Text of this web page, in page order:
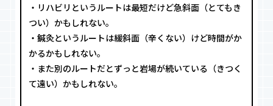
・リハビリというルートは最短だけど急斜面（とてもき
つい）かもしれない。
・鍼灸というルートは緩斜面（辛くない）けど時間がか
かるかもしれない。
・また別のルートだとずっと岩場が続いている（きつく
て遠い）かもしれない。